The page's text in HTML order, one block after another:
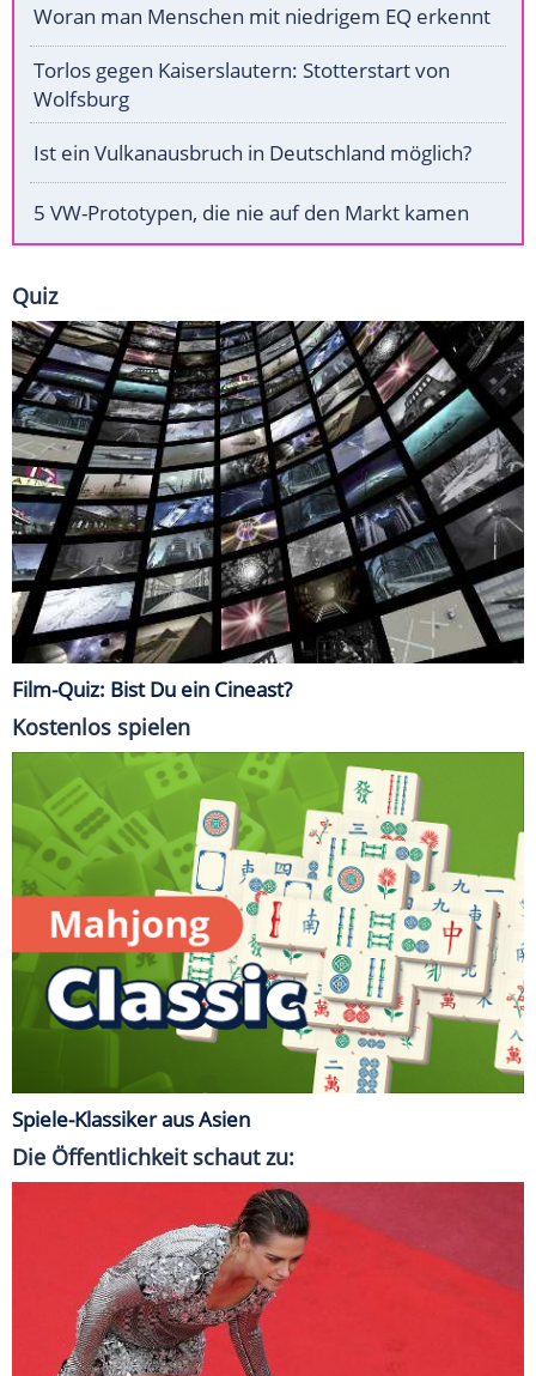
Woran man Menschen mit niedrigem EQ erkennt
Torlos gegen Kaiserslautern: Stotterstart von
Wolfsburg
Ist ein Vulkanausbruch in Deutschland möglich?
5 VW-Prototypen, die nie auf den Markt kamen
Quiz
Film-Quiz: Bist Du ein Cineast?
Kostenlos spielen
Spiele-Klassiker aus Asien
Die Öffentlichkeit schaut zu: